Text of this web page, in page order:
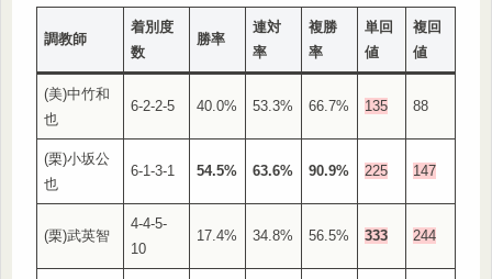
調教師
着別度
数
勝率
連対
率
複勝
率
単回
値
複回
値
(美)中竹和
也
6-2-2-5 40.0% 53.3% 66.7% 135 88
(栗)小坂公
也
6-1-3-1 54.5% 63.6% 90.9% 225 147
(栗)武英智
4-4-5-
10
17.4% 34.8% 56.5% 333 244